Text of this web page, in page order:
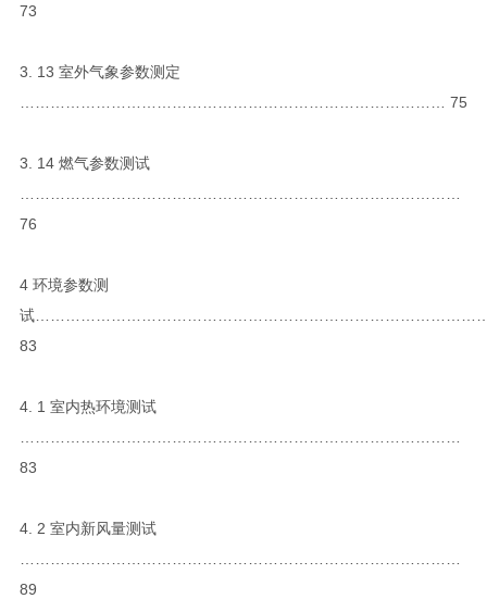
73
3. 13 室外气象参数测定
………………………………………………………………………… 75
3. 14 燃气参数测试
76
4 环境参数测
试
83
4. 1 室内热环境测试
83
4. 2 室内新风量测试
89